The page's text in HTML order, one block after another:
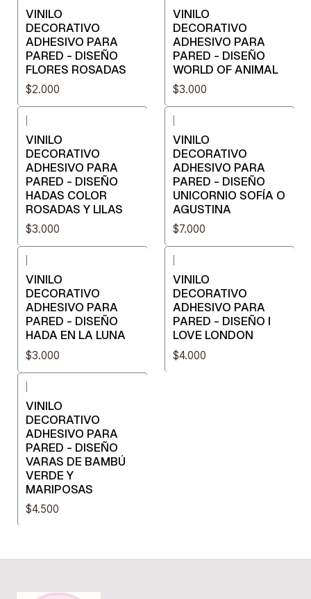
VINILO
DECORATIVO
ADHESIVO PARA
PARED - DISEÑO
FLORES ROSADAS
$2.000
VINILO
DECORATIVO
ADHESIVO PARA
PARED - DISEÑO
WORLD OF ANIMAL
$3.000
VINILO
DECORATIVO
ADHESIVO PARA
PARED - DISEÑO
HADAS COLOR
ROSADAS Y LILAS
$3.000
VINILO
DECORATIVO
ADHESIVO PARA
PARED - DISEÑO
UNICORNIO SOFÍA O
AGUSTINA
$7.000
VINILO
DECORATIVO
ADHESIVO PARA
PARED - DISEÑO
HADA EN LA LUNA
$3.000
VINILO
DECORATIVO
ADHESIVO PARA
PARED - DISEÑO I
LOVE LONDON
$4.000
VINILO
DECORATIVO
ADHESIVO PARA
PARED - DISEÑO
VARAS DE BAMBÚ
VERDE Y
MARIPOSAS
$4.500